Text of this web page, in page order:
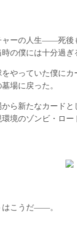
ャーの人生――死
の僕には十分過ぎ
やっていた僕に
場に戻った。
ら新たなカード
境のゾンビ・ロー
はこうだ――。